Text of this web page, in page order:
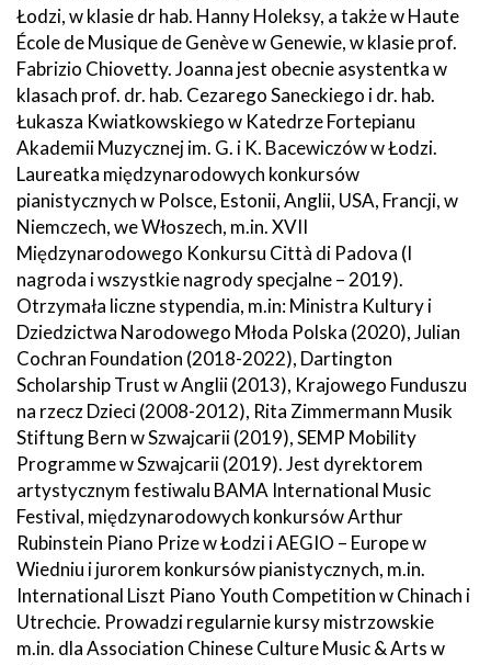
Łodzi, w klasie dr hab. Hanny Holeksy, a także w Haute
École de Musique de Genève w Genewie, w klasie prof.
Fabrizio Chiovetty. Joanna jest obecnie asystentka w
klasach prof. dr. hab. Cezarego Saneckiego i dr. hab.
Łukasza Kwiatkowskiego w Katedrze Fortepianu
Akademii Muzycznej im. G. i K. Bacewiczów w Łodzi.
Laureatka międzynarodowych konkursów
pianistycznych w Polsce, Estonii, Anglii, USA, Francji, w
Niemczech, we Włoszech, m.in. XVII
Międzynarodowego Konkursu Città di Padova (I
nagroda i wszystkie nagrody specjalne – 2019).
Otrzymała liczne stypendia, m.in: Ministra Kultury i
Dziedzictwa Narodowego Młoda Polska (2020), Julian
Cochran Foundation (2018-2022), Dartington
Scholarship Trust w Anglii (2013), Krajowego Funduszu
na rzecz Dzieci (2008-2012), Rita Zimmermann Musik
Stiftung Bern w Szwajcarii (2019), SEMP Mobility
Programme w Szwajcarii (2019). Jest dyrektorem
artystycznym festiwalu BAMA International Music
Festival, międzynarodowych konkursów Arthur
Rubinstein Piano Prize w Łodzi i AEGIO – Europe w
Wiedniu i jurorem konkursów pianistycznych, m.in.
International Liszt Piano Youth Competition w Chinach i
Utrechcie. Prowadzi regularnie kursy mistrzowskie
m.in. dla Association Chinese Culture Music & Arts w